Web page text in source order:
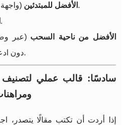
الأفضل للمبتدئين (واجهة سهلة + مركز مساعدة).
.
الأفضل من ناحية السحب (عبر
دون ادعاءات زمنية غير مؤكدة).
سادسًا: قالب عملي لتصنيف
إذا أردت أن تكتب مقالًا يتصدر،